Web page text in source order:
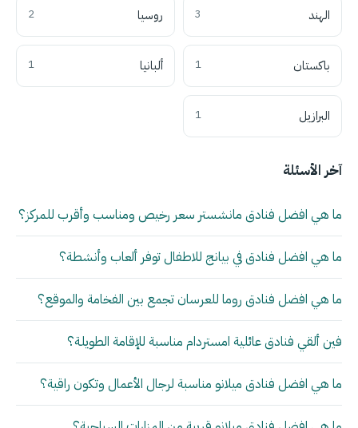
الهند 3 روسيا 2
باكستان 1 ألبانيا 1
البرازيل 1
آخر الأسئلة
ما هي افضل فنادق مانشستر سعر رخيص ومناسب وأقرب للمركز؟
ما هي افضل فنادق في بيانج للاطفال توفر ألعاب وأنشطة؟
ما هي افضل فنادق روما للعرسان تجمع بين الفخامة والموقع؟
فين ألقي فنادق عائلية امستردام مناسبة للإقامة الطويلة؟
ما هي افضل فنادق ميلانو مناسبة لرجال الأعمال وتكون راقية؟